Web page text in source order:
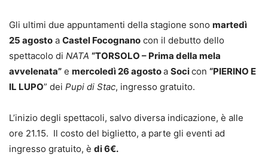
Gli ultimi due appuntamenti della stagione sono martedì
25 agosto a Castel Focognano con il debutto dello
spettacolo di NATA “TORSOLO – Prima della mela
avvelenata” e mercoledì 26 agostoa Socicon “PIERINO E
IL LUPO” dei Pupi di Stac, ingresso gratuito.
L’inizio degli spettacoli, salvo diversa indicazione, è alle
ore 21.15. Il costo del biglietto, a parte gli eventi ad
ingresso gratuito, è di 6€.